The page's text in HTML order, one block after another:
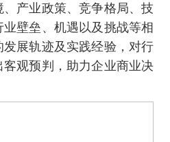
产业政策、竞争格局、技
壁垒、机遇以及挑战等相
展轨迹及实践经验，对行
观预判，助力企业商业决